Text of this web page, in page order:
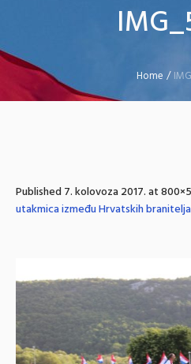
Home /
Published7. kolovoza 2017.at
utakmica između Hrvatskih